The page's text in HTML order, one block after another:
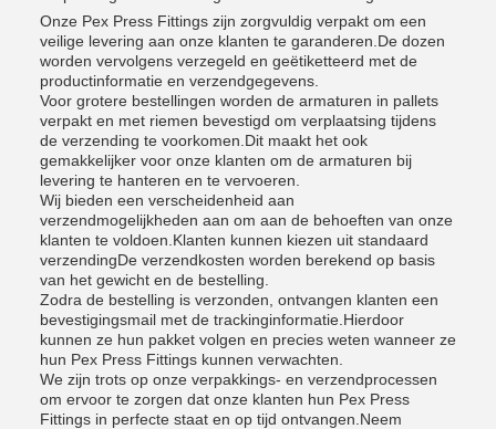
Onze Pex Press Fittings zijn zorgvuldig verpakt om een
veilige levering aan onze klanten te garanderen.De dozen
worden vervolgens verzegeld en geëtiketteerd met de
productinformatie en verzendgegevens.
Voor grotere bestellingen worden de armaturen in pallets
verpakt en met riemen bevestigd om verplaatsing tijdens
de verzending te voorkomen.Dit maakt het ook
gemakkelijker voor onze klanten om de armaturen bij
levering te hanteren en te vervoeren.
Wij bieden een verscheidenheid aan
verzendmogelijkheden aan om aan de behoeften van onze
klanten te voldoen.Klanten kunnen kiezen uit standaard
verzendingDe verzendkosten worden berekend op basis
van het gewicht en de bestelling.
Zodra de bestelling is verzonden, ontvangen klanten een
bevestigingsmail met de trackinginformatie.Hierdoor
kunnen ze hun pakket volgen en precies weten wanneer ze
hun Pex Press Fittings kunnen verwachten.
We zijn trots op onze verpakkings- en verzendprocessen
om ervoor te zorgen dat onze klanten hun Pex Press
Fittings in perfecte staat en op tijd ontvangen.Neem